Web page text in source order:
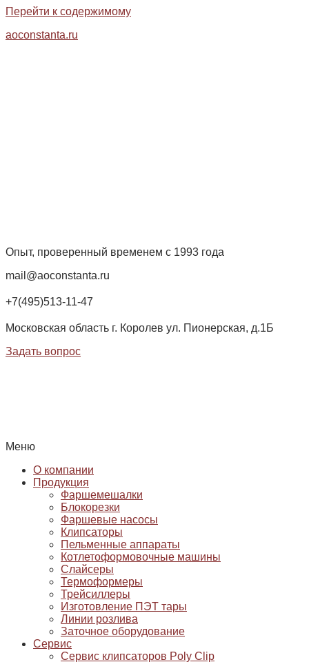
Перейти к содержимому
aoconstanta.ru
Опыт, проверенный временем с 1993 года
mail@aoconstanta.ru
+7(495)513-11-47
Московская область г. Королев ул. Пионерская, д.1Б
Задать вопрос
Меню
О компании
Продукция
Фаршемешалки
Блокорезки
Фаршевые насосы
Клипсаторы
Пельменные аппараты
Котлетоформовочные машины
Слайсеры
Термоформеры
Трейсиллеры
Изготовление ПЭТ тары
Линии розлива
Заточное оборудование
Сервис
Сервис клипсаторов Poly Clip